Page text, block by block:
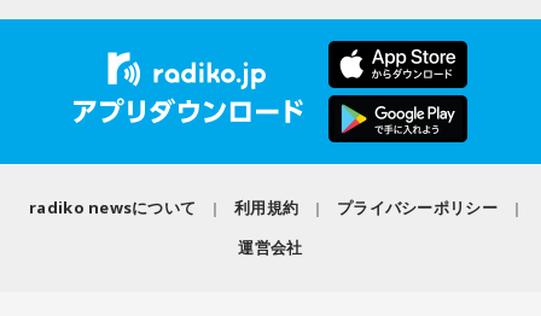
陽の光に反射した美しい光のライン」が広がり、「365日飽
きない。同じ顔を見せないんですよ、自然が」と、その美し
さを語りました。そして海へ向け、「『美しくいてくれてあ
りがとう』という手紙は書きたくなります」と、故郷への深
い愛情をのぞかせました。
挙げたのは、ボクシング元世界王者の具志堅用高さんでし
た。今年で世界王座獲得から50年という節目の年を迎えるこ
とに触れ、「手紙を書きたい」と温かい想いを語りました。
直感の中に「これからの幸せ」のヒントが隠れていそう。損
得や正解より、なぜか惹かれるものを大切にしてみてくださ
い。心が喜ぶ選択が新しいご縁につながるかも。夜は好きな
音楽を聴きながら、叶えたい未来をイメージしてね。
【8位】乙女座（おとめ座）
「ちゃんとしなきゃ」を少し緩めると、毎日がもっと楽しく
なりそうです。効率や正しさだけではなく、自分が心地よく
◆ファンとの会話から生まれた「SO-DAYONE !」
伝説的フュージョンバンド、カシオペアの初期メンバー3人に
よる、かつしかトリオが、4枚目のオリジナルアルバム『SO-
DAYONE !』を10月14日（水）にリリースすることを発表し
ました。近年、海外の若いリスナーを中心に再び注目を集め
ルなサウンドへ原点回帰した、かつしかトリオ渾身のニュー
radiko newsについて 利用規約
プライバシーポリシー
運営会社